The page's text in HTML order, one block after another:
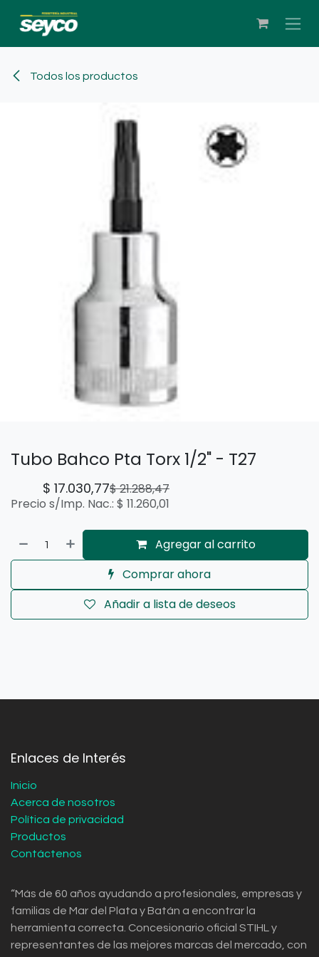
Ir al contenido
Todos los productos
Tubo Bahco Pta Torx 1/2" - T27
$ 17.030,77$21.288,47
Precio s/Imp. Nac.: $ 11.260,01
Agregar al carrito
Comprar ahora
Añadir a lista de deseos
Enlaces de Interés
Inicio
Acerca de nosotros
Política de privacidad
Productos
Contáctenos
“Más de 60 años ayudando a profesionales, empresas y
familias de Mar del Plata y Batán a encontrar la
herramienta correcta. Concesionario oficial STIHL y
representantes de las mejores marcas del mercado, con